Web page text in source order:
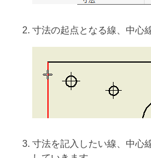
寸法の起点となる線、中心
寸法を記入したい線、中心